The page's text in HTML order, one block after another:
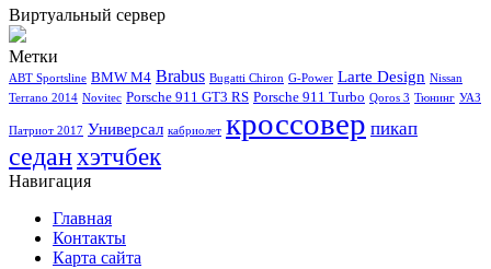
Виртуальный сервер
Метки
ABT Sportsline BMW M4 Brabus Bugatti Chiron G-Power Larte Design Nissan
Terrano 2014 Novitec Porsche 911 GT3 RS Porsche 911 Turbo Qoros 3 Тюнинг УАЗ
Патриот 2017 Универсал кабриолет кроссовер пикап
седанхэтчбек
Навигация
Главная
Контакты
Карта сайта